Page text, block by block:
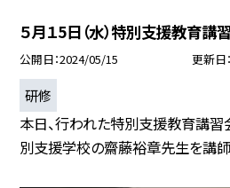
５月１5日（水）特別支援教育講
公開日 2024/05/15 更新日
研修
本日、行われた特別支援教育講
別支援学校の齋藤裕章先生を講